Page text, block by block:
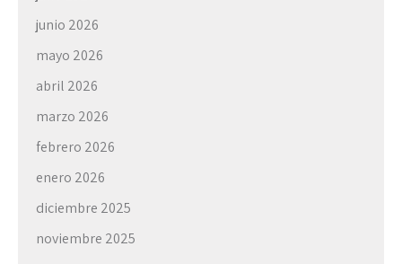
junio 2026
mayo 2026
abril 2026
marzo 2026
febrero 2026
enero 2026
diciembre 2025
noviembre 2025